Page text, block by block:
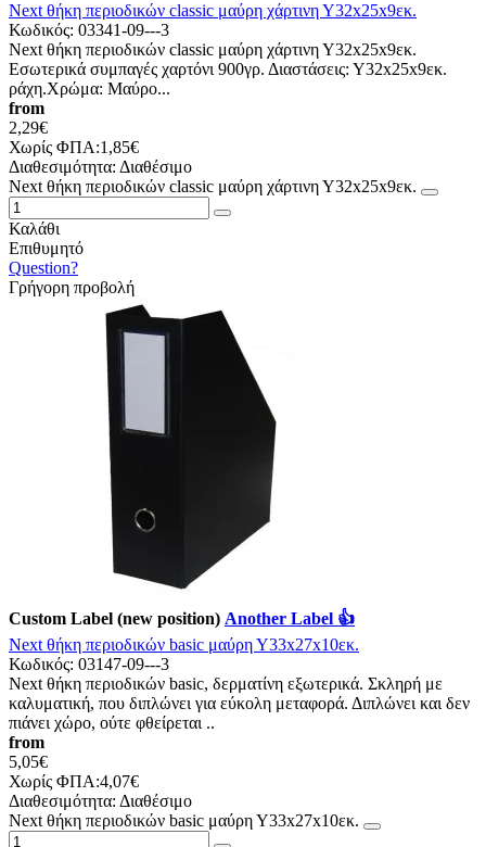
Νext θήκη περιοδικών classic μαύρη χάρτινη Υ32x25x9εκ.
Κωδικός: 03341-09---3
Νext θήκη περιοδικών classic μαύρη χάρτινη Υ32x25x9εκ.
Εσωτερικά συμπαγές χαρτόνι 900γρ. Διαστάσεις: Υ32x25x9εκ.
ράχη.Χρώμα: Μαύρο...
from
2,29€
Χωρίς ΦΠΑ:1,85€
Διαθεσιμότητα: Διαθέσιμο
Νext θήκη περιοδικών classic μαύρη χάρτινη Υ32x25x9εκ.
Καλάθι
Επιθυμητό
Question?
Γρήγορη προβολή
Custom Label (new position) Another Label 👍
Νext θήκη περιοδικών basic μαύρη Υ33x27x10εκ.
Κωδικός: 03147-09---3
Νext θήκη περιοδικών basic, δερματίνη εξωτερικά. Σκληρή με
καλυματική, που διπλώνει για εύκολη μεταφορά. Διπλώνει και δεν
πιάνει χώρο, ούτε φθείρεται ..
from
5,05€
Χωρίς ΦΠΑ:4,07€
Διαθεσιμότητα: Διαθέσιμο
Νext θήκη περιοδικών basic μαύρη Υ33x27x10εκ.